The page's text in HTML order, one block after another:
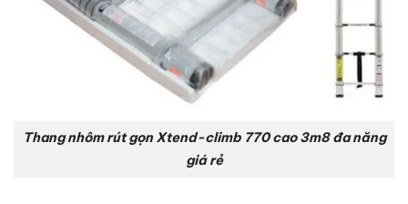
Thang nhôm rút gọn Xtend-climb 770 cao 3m8 đa năng
giá rẻ